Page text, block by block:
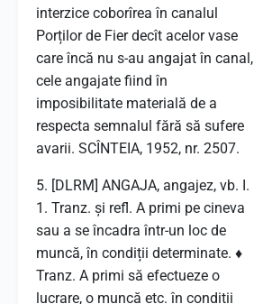
interzice coborîrea în canalul
Porților de Fier decît acelor vase
care încă nu s-au angajat în canal,
cele angajate fiind în
imposibilitate materială de a
respecta semnalul fără să sufere
avarii. SCÎNTEIA, 1952, nr. 2507.
5. [DLRM] ANGAJA, angajez, vb. I.
1. Tranz. și refl. A primi pe cineva
sau a se încadra într-un loc de
muncă, în condiții determinate. ♦
Tranz. A primi să efectueze o
lucrare, o muncă etc. în condiții